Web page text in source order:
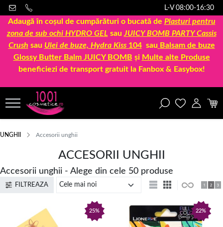
L-V 08:00-16:30
Adaugă în coșul de cumpărături o bucată de Plasturi pentru
zona de sub ochi HYDRO GEL sau JUICY BOMB PARTY Cassis
Crush sau Ulei de buze, Hydra Kiss 104sau Balsam de buze
Glossy Butter Balm JUICY BOMB și Multe alte Produse
beneficiezi de transport gratuit la Fanbox & Easybox!
UNGHII Accesorii unghii
ACCESORII UNGHII
Accesorii unghii - Alege din cele 50 produse
FILTREAZA
25% 22%